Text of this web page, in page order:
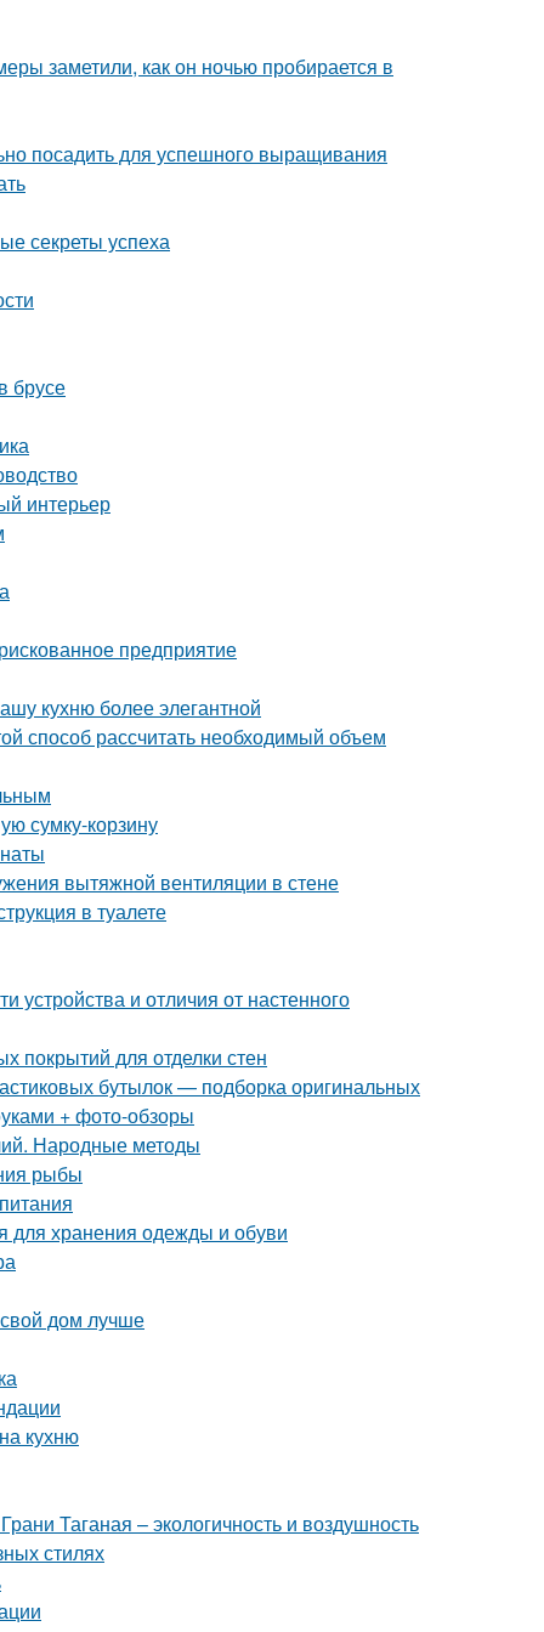
заметили, как он ночью пробирается в
посадить для успешного выращивания
секреты успеха
брусе
интерьер
предприятие
кухню более элегантной
способ рассчитать необходимый объем
сумку-корзину
вытяжной вентиляции в стене
в туалете
устройства и отличия от настенного
покрытий для отделки стен
бутылок — подборка оригинальных
+ фото-обзоры
Народные методы
рыбы
хранения одежды и обуви
свой дом лучше
кухню
Таганая – экологичность и воздушность
стилях